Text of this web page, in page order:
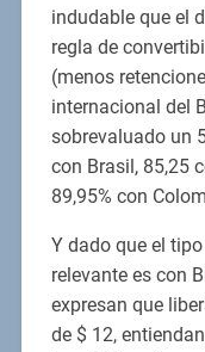
indudable que el
regla de
(menos
internacional del
sobrevaluado un
con Brasil, 85,25
89,95% con
Y dado que el
relevante es con
expresan que
de $ 12,